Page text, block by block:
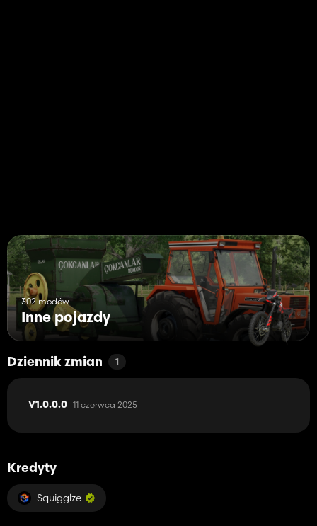
302 modów
Inne pojazdy
Dziennik zmian 1
V1.0.0.0 11 czerwca 2025
Kredyty
Squigglze